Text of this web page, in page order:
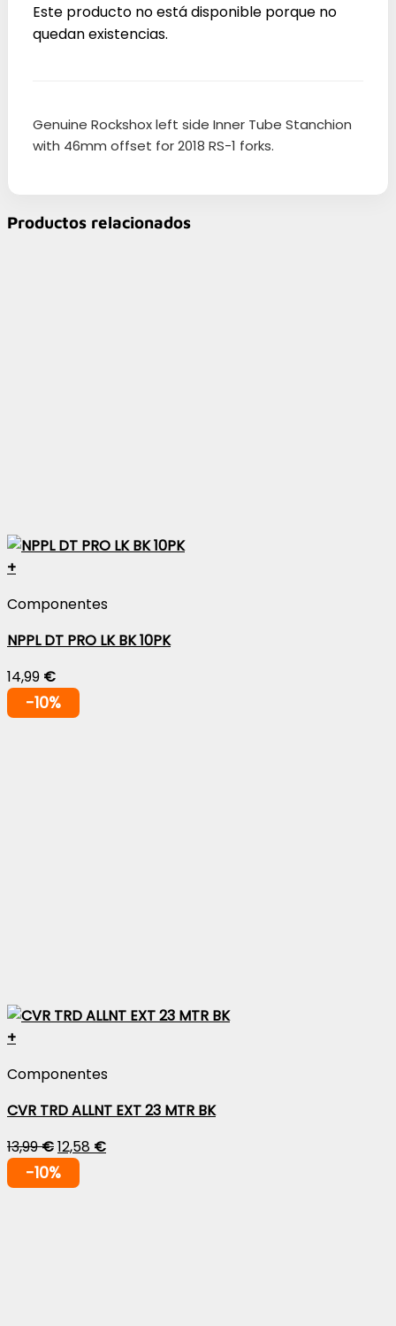
Este producto no está disponible porque no
quedan existencias.
Genuine Rockshox left side Inner Tube Stanchion
with 46mm offset for 2018 RS-1 forks.
Productos relacionados
+
Componentes
NPPL DT PRO LK BK 10PK
14,99 €
-10%
+
Componentes
CVR TRD ALLNT EXT 23 MTR BK
13,99€12,58 €
-10%